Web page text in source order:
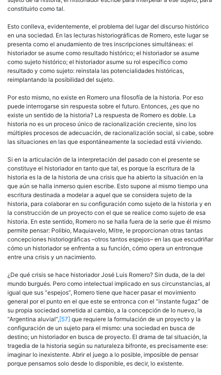
constituirlo como tal.
Esto conlleva, evidentemente, el problema del lugar del discurso histórico
en una sociedad. En las lecturas historiográficas de Rome­ro, este lugar se
presenta como el anudamiento de tres inscripciones simultáneas: el
historiador se asume como resultado histórico; el his­toriador se asume
como sujeto histórico; el historiador asume su rol específico como
resultado y como sujeto: reinstala las potencialidades históricas,
reimplantando la posibilidad del sujeto.
Por esto mismo, no existe en Romero una filosofía de la historia. Por eso
puede interrogarse sin respuesta sobre el futuro. Entonces, ¿es que no
existe un sentido de la historia? La respuesta de Romero es doble. La
historia no es un proceso único de racionalización creciente, sino los
múltiples procesos de adecuación, de racionalización social, si cabe, so­bre
las situaciones en las que espontáneamente la sociedad está viviendo.
Si en la articulación de la interpretación del pasado con el presente se
constituye el historiador en tanto que tal, es porque la escritura de la
historia es la de la historia de una crisis que ha abierto la situación en la
que aún se halla inmerso quien escribe. Esto supone al mismo tiempo una
escritura destinada a modelar a aquel que se considera sujeto de la
historia, para colaborar en su configuración como sujeto de la historia y en
la construcción de un proyecto con el que se realice como sujeto de esa
historia. En este sentido, Romero no se halla fuera de la serie que él mismo
permite pensar: Polibio, Maquiavelo, Mitre, le proporcionan otras tantas
concepciones historiográficas –otros tantos espejos– en las que escudriñar
cómo un historiador se enfrenta a su función, cómo opera un entronque
entre una crisis y un nacimiento.
¿De qué crisis se hace historiador José Luis Romero? Sin duda, de la del
mundo burgués. Pero como intelectual implicado en sus cir­cunstancias, al
igual que sus “espejos”, Romero tiene que hacer pasar el movimiento
general por el punto en el que este se entronca con el “instante fugaz” de
su propia sociedad sometida al cambio, a la concep­ción de lo nuevo, la
“Argentina aluvial”,[57] que requiere la formulación de un proyecto y la
configuración de un sujeto para el mismo: una sociedad en busca de
destino; un historiador en busca de proyecto. El drama de tal situación, la
tragedia de la historia según su naturaleza bi­fronte, es precisamente ese:
imaginar lo inexistente. Abrir el juego a lo posible, imposible de pensar
porque pensamos solo desde lo disponible, es decir, lo existente.